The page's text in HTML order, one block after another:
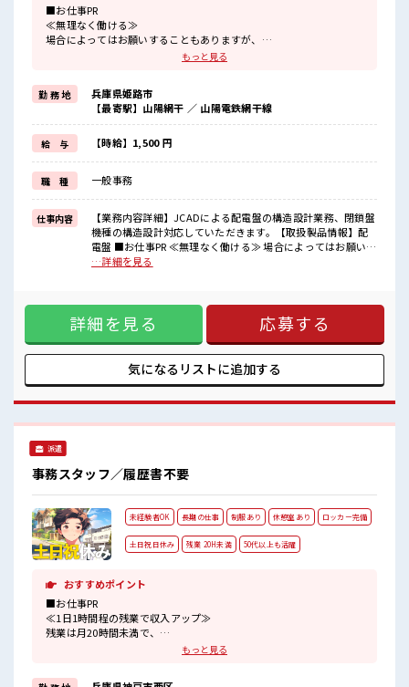
■お仕事PR
≪無理なく働ける≫
場合によってはお願いすることもありますが、
週末は家族や友人と一緒にプライベート満喫！
≪髪型自由≫
基本的に髪色自由で明るすぎたり奇抜でなければOKです！
(規定有)≪機能的な制服アリ≫
制服があるので、
毎日の服装の悩み解消♪
≪未経験でも活躍できる≫
新しいことにチャレンジするのは不安だけど、
しっかり働く環境が整っています！
イチからスキルUP・ステップUP目指していきましょう！
■職場の雰囲気
髪型・髪色自由♪
仕事の合間の息抜きは休憩室で♪
持ち物が多いあなたにもぴったり☆
ロッカー付き職場♪
もっと見る
勤 務 地
兵庫県姫路市
【最寄駅】山陽網干 ／ 山陽電鉄網干線
給 与 【時給】1,500 円
職 種 一般事務
仕事内容
【業務内容詳細】JCADによる配電盤の構造設計業務、閉鎖盤
機種の構造設計対応していただきます。【取扱製品情報】配
電盤 ■お仕事PR ≪無理なく働ける≫ 場合によってはお願いす
ることもありますが、 残業はほとんどナシ！ ≪完全週休二日
す！ (規定有)≪機能的な制服アリ≫ 制服があるので、 毎日の
服装の悩み解消♪ ≪未経験でも活躍できる≫ 新しいことにチ
ャレンジするのは不安だけど、 しっかり働く環境が整ってい
ます！ イチからスキルUP・ステップUP目指していきましょ
だから、 モチベーションもUP！ 仕事の合間の息抜きは休憩室
…詳細を見る
詳細を見る 応募する
気になるリストに追加する
派遣
事務スタッフ／履歴書不要
未経験者OK 長期の仕事 制服あり 休憩室あり ロッカー完備
土日祝日休み 残業 20H未満 50代以上も活躍
おすすめポイント
■お仕事PR
≪1日1時間程の残業で収入アップ≫
残業は月20時間未満で、
週末は家族や友人と一緒にプライベート満喫！
もっと見る